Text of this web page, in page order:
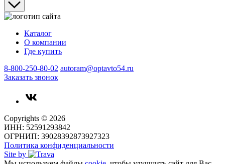
Каталог
О компании
Где купить
8-800-250-80-02 autoram@optavto54.ru
Заказать звонок
Copyrights © 2026
ИНН: 52591293842
ОГРНИП: 39028392873927323
Политика конфиденциальности
Site by